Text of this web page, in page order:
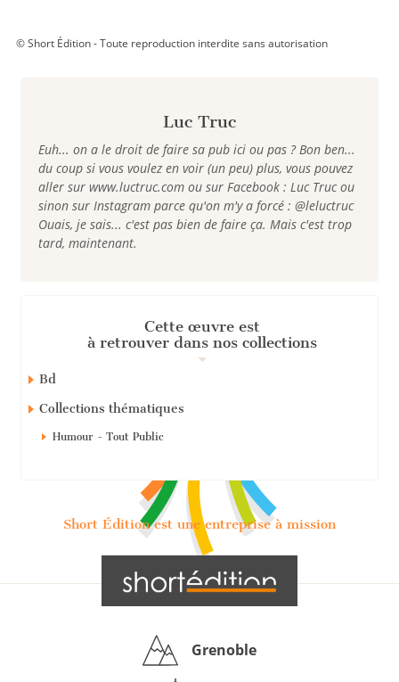
Luc Truc
Euh... on a le droit de faire sa pub ici ou pas ? Bon ben...
du coup si vous voulez en voir (un peu) plus, vous pouvez
aller sur www.luctruc.com ou sur Facebook : Luc Truc ou
sinon sur Instagram parce qu'on m'y a forcé : @leluctruc
Ouais, je sais... c'est pas bien de faire ça. Mais c'est trop
tard, maintenant.
Cette œuvre est
à retrouver dans nos collections
Bd
Collections thématiques
Humour - Tout Public
© Short Édition - Toute reproduction interdite sans autorisation
Short Édition est une entreprise à mission
Grenoble